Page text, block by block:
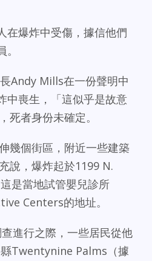
在爆炸中受傷，據信他們
Andy Mills在一份聲明中
中喪生，「這似乎是故意
死者身份未確定。
幾個街區，附近一些建築
說，爆炸起於1199 N.
是當地試管嬰兒診所
Centers的地址。
進行之際，一些居民從他
Twentynine Palms（據